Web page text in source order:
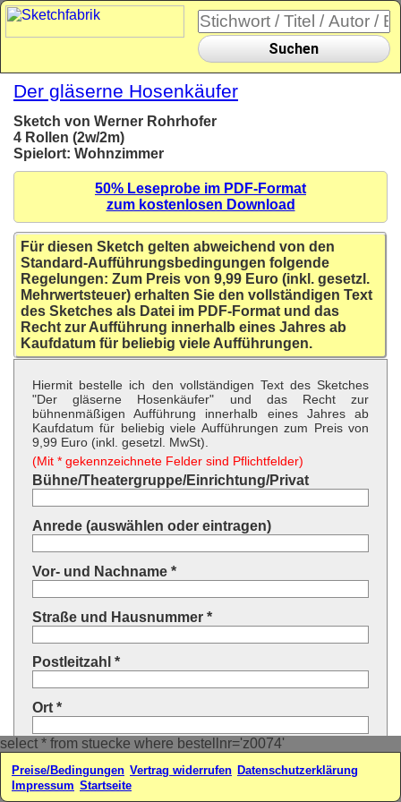
select * from stuecke where bestellnr='z0074'
Suchen
Der gläserne Hosenkäufer
Sketch von Werner Rohrhofer
4 Rollen (2w/2m)
Spielort: Wohnzimmer
50% Leseprobe im PDF-Format
zum kostenlosen Download
Für diesen Sketch gelten abweichend von den
Standard-Aufführungsbedingungen folgende
Regelungen: Zum Preis von 9,99 Euro (inkl. gesetzl.
Mehrwertsteuer) erhalten Sie den vollständigen Text
des Sketches als Datei im PDF-Format und das
Recht zur Aufführung innerhalb eines Jahres ab
Kaufdatum für beliebig viele Aufführungen.
Hiermit bestelle ich den vollständigen Text des Sketches
"Der gläserne Hosenkäufer" und das Recht zur
bühnenmäßigen Aufführung innerhalb eines Jahres ab
Kaufdatum für beliebig viele Aufführungen zum Preis von
9,99 Euro (inkl. gesetzl. MwSt).
(Mit * gekennzeichnete Felder sind Pflichtfelder)
Bühne/Theatergruppe/Einrichtung/Privat
Anrede (auswählen oder eintragen)
Vor- und Nachname *
Straße und Hausnummer *
Postleitzahl *
Ort *
Land * (auswählen oder eintragen)
Ihre E-Mail-Adresse*
Preise/Bedingungen Vertrag widerrufen Datenschutzerklärung
Impressum Startseite